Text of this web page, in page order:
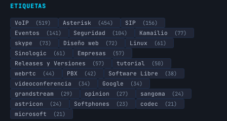
ETIQUETAS
VoIP (519) Asterisk (454) SIP
(156)
Eventos
(141) Seguridad (104) Kamailio
(77)
skype
(73) Diseño web (72) Linux
(61)
Sinologic
(61) Empresas
(57)
Releases y Versiones
(57) tutorial
(50)
webrtc
(44) PBX (42) Software Libre
(38)
videoconferencia
(34) Google
(34)
grandstream
(29) opinion (27) sangoma
(24)
astricon
(24) Softphones (23) codec
(21)
microsoft
(21)